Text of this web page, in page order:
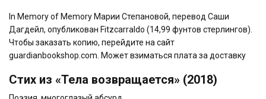
In Memory of Memory Марии Степановой, перевод Саши
Дагдейл, опубликован Fitzcarraldo (14,99 фунтов стерлингов).
Чтобы заказать копию, перейдите на сайт
guardianbookshop.com. Может взиматься плата за доставку
Стих из «Тела возвращается» (2018)